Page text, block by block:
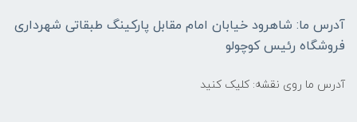
آدرس ما: شاهرود خیابان امام مقابل پارکینگ طبقاتی شهرداری
فروشگاه رئیس کوچولو
آدرس ما روی نقشه: کلیک کنید